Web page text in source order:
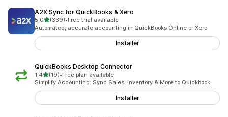
A2X Sync for QuickBooks & Xero
5,0av 5 stjerner
(339)
Totalt 339 omtaler
•Free trial available
Automated, accurate accounting in QuickBooks Online or Xero
Installer
QuickBooks Desktop Connector
1,4av 5 stjerner
(19)
Totalt 19 omtaler
•Free plan available
Simplify Accounting: Sync Sales, Inventory & More to Quickbook
Installer